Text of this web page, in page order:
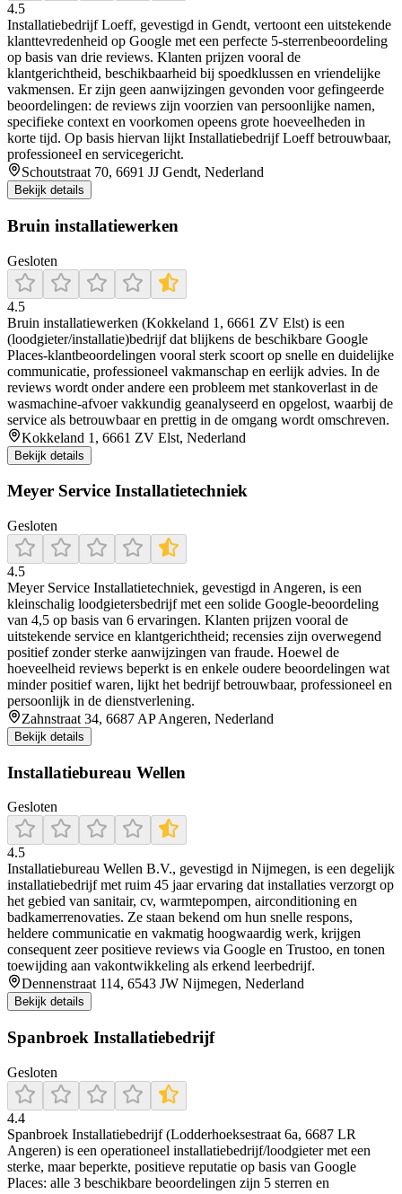
4.5
Installatiebedrijf Loeff, gevestigd in Gendt, vertoont een uitstekende
klanttevredenheid op Google met een perfecte 5‑sterrenbeoordeling
op basis van drie reviews. Klanten prijzen vooral de
klantgerichtheid, beschikbaarheid bij spoedklussen en vriendelijke
vakmensen. Er zijn geen aanwijzingen gevonden voor gefingeerde
beoordelingen: de reviews zijn voorzien van persoonlijke namen,
specifieke context en voorkomen opeens grote hoeveelheden in
korte tijd. Op basis hiervan lijkt Installatiebedrijf Loeff betrouwbaar,
professioneel en servicegericht.
Schoutstraat 70, 6691 JJ Gendt, Nederland
Bekijk details
Bruin installatiewerken
Gesloten
4.5
Bruin installatiewerken (Kokkeland 1, 6661 ZV Elst) is een
(loodgieter/installatie)bedrijf dat blijkens de beschikbare Google
Places-klantbeoordelingen vooral sterk scoort op snelle en duidelijke
communicatie, professioneel vakmanschap en eerlijk advies. In de
reviews wordt onder andere een probleem met stankoverlast in de
wasmachine-afvoer vakkundig geanalyseerd en opgelost, waarbij de
service als betrouwbaar en prettig in de omgang wordt omschreven.
Kokkeland 1, 6661 ZV Elst, Nederland
Bekijk details
Meyer Service Installatietechniek
Gesloten
4.5
Meyer Service Installatietechniek, gevestigd in Angeren, is een
kleinschalig loodgietersbedrijf met een solide Google-beoordeling
van 4,5 op basis van 6 ervaringen. Klanten prijzen vooral de
uitstekende service en klantgerichtheid; recensies zijn overwegend
positief zonder sterke aanwijzingen van fraude. Hoewel de
hoeveelheid reviews beperkt is en enkele oudere beoordelingen wat
minder positief waren, lijkt het bedrijf betrouwbaar, professioneel en
persoonlijk in de dienstverlening.
Zahnstraat 34, 6687 AP Angeren, Nederland
Bekijk details
Installatiebureau Wellen
Gesloten
4.5
Installatiebureau Wellen B.V., gevestigd in Nijmegen, is een degelijk
installatiebedrijf met ruim 45 jaar ervaring dat installaties verzorgt op
het gebied van sanitair, cv, warmtepompen, airconditioning en
badkamerrenovaties. Ze staan bekend om hun snelle respons,
heldere communicatie en vakmatig hoogwaardig werk, krijgen
consequent zeer positieve reviews via Google en Trustoo, en tonen
toewijding aan vakontwikkeling als erkend leerbedrijf.
Dennenstraat 114, 6543 JW Nijmegen, Nederland
Bekijk details
Spanbroek Installatiebedrijf
Gesloten
4.4
Spanbroek Installatiebedrijf (Lodderhoeksestraat 6a, 6687 LR
Angeren) is een operationeel installatiebedrijf/loodgieter met een
sterke, maar beperkte, positieve reputatie op basis van Google
Places: alle 3 beschikbare beoordelingen zijn 5 sterren en